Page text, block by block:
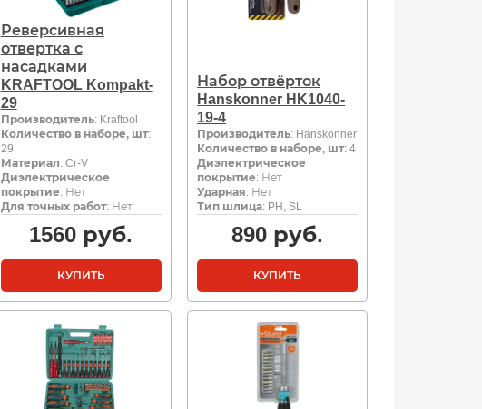
Реверсивная
отвертка с
насадками
KRAFTOOL Kompakt-
29
Производитель: Kraftool
Количество в наборе, шт:
29
Материал: Cr-V
Диэлектрическое
покрытие: Нет
Для точных работ: Нет
1560 руб.
КУПИТЬ
Набор отвёрток
Hanskonner HK1040-
19-4
Производитель: Hanskonner
Количество в наборе, шт: 4
Диэлектрическое
покрытие: Нет
Ударная: Нет
Тип шлица: PH, SL
890 руб.
КУПИТЬ